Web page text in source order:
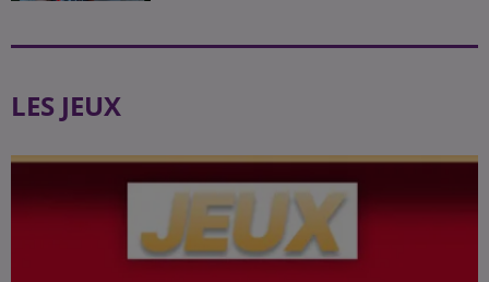
LES JEUX